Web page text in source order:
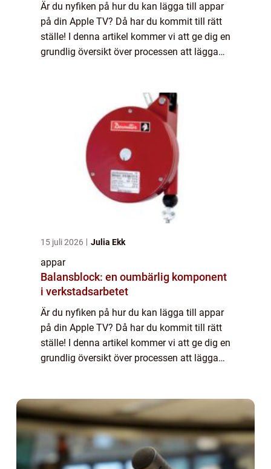
Är du nyfiken på hur du kan lägga till appar
på din Apple TV? Då har du kommit till rätt
ställe! I denna artikel kommer vi att ge dig en
grundlig översikt över processen att lägga
15 juli 2026 Julia Ekk
appar
Balansblock: en oumbärlig komponent
i verkstadsarbetet
Är du nyfiken på hur du kan lägga till appar
på din Apple TV? Då har du kommit till rätt
ställe! I denna artikel kommer vi att ge dig en
grundlig översikt över processen att lägga